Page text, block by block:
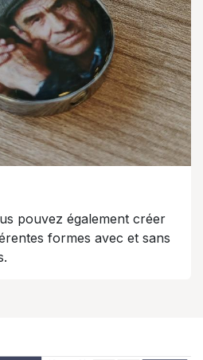
pouvez également créer
formes avec et sans